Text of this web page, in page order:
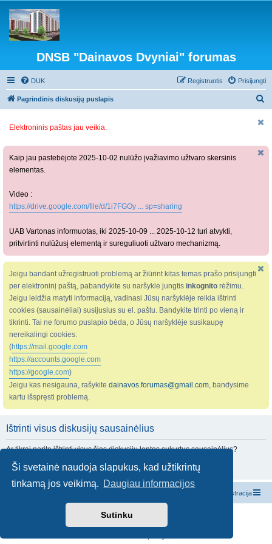
Ši svetainė naudoja slapukus, kad užtikrintų
tinkamą jos veikimą. Daugiau informacijos
Sutinku
DNSB "Dainavos Dvyniai" forumas
DUK Prisijungti
Registruotis
Pagrindinis diskusijų puslapis
Elektroninis paštas jau veikia.
Kaip jau pastebėjote 2025-10-02 nulūžo įvažiavimo užtvaro skersinis
elementas.
Video :
https://drive.google.com/file/d/1i7FGOy ... sp=sharing
UAB Vartonas informuotas, iki 2025-10-09 ... 2025-10-12 turi atvykti,
pritvirtinti nulūžusį elementą ir sureguliuoti užtvaro mechanizmą.
Jeigu bandant užregistruoti problemą ar žiūrint kitas temas prašo prisijungti
per elektroninį paštą, pabandykite su naršykle jungtis inkognito rėžimu.
Jeigu leidžia matyti informaciją, vadinasi Jūsų naršyklėje reikia ištrinti
cookies (sausainėliai) susijusius su el. paštu. Bandykite trinti po vieną ir
tikrinti. Tai ne forumo puslapio bėda, o Jūsų naršyklėje susikaupę
nereikalingi cookies.
(https://mail.google.com
https://accounts.google.com
https://google.com)
Jeigu kas nesigauna, rašykite dainavos.forumas@gmail.com, bandysime
kartu išspręsti problemą.
Ištrinti visus diskusijų sausainėlius
Ar tikrai norite ištrinti visus šios diskusijų lentos sukurtus sausainėlius?
Susisiekite su administracija
phpBB® Forum Software © phpBB Limited
© 2024